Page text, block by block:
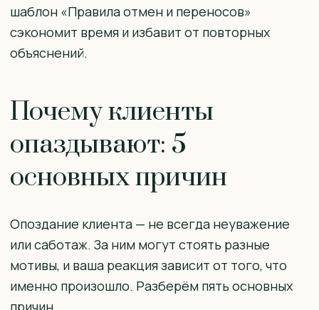
шаблон «Правила отмен и переносов»
сэкономит время и избавит от повторных
объяснений.
Почему клиенты
опаздывают: 5
основных причин
Опоздание клиента — не всегда неуважение
или саботаж. За ним могут стоять разные
мотивы, и ваша реакция зависит от того, что
именно произошло. Разберём пять основных
причин.